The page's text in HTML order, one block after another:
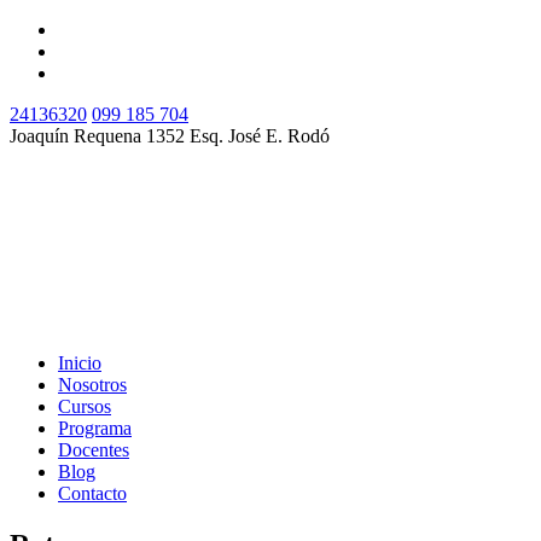
24136320 099 185 704
Joaquín Requena 1352 Esq. José E. Rodó
Inicio
Nosotros
Cursos
Programa
Docentes
Blog
Contacto